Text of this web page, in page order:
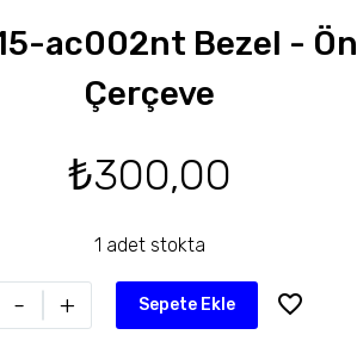
ac002nt Bezel - Ön
Çerçeve
₺300,00
1 adet stokta
- + Sepete Ekle